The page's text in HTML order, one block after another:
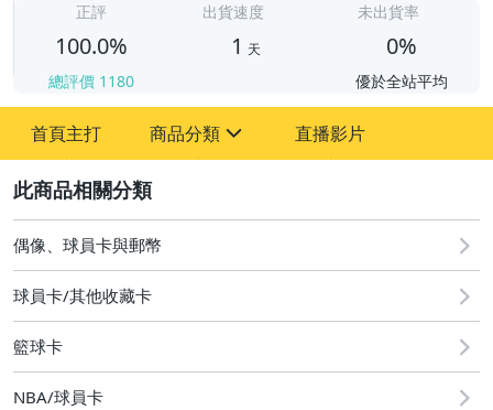
正評
100.0%
總評價 1180
出貨速度
1 天
未出貨率
0%
優於全站平均
首頁主打 商品分類
偶像、球員卡與郵幣
直播影片
偶像、球員卡與郵幣
球員卡/其他收藏卡
籃球卡
NBA/球員卡